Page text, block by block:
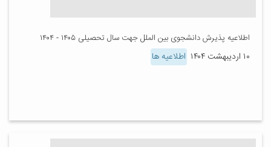
اطلاعیه پذیرش دانشجوی بین الملل جهت سال تحصیلی ۱۴۰۵ - ۱۴۰۴
۱۰ اردیبهشت ۱۴۰۴ اطلاعیه ها